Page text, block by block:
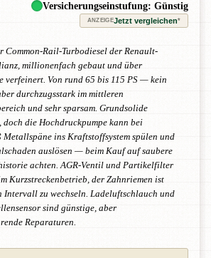
Versicherungseinstufung: Günstig
ANZEIGEJetzt vergleichen*
Common-Rail-Turbodiesel der Renault-
millionenfach gebaut und über
verfeinert. Von rund 65 bis 115 PS — kein
durchzugsstark im mittleren
und sehr sparsam. Grundsolide
doch die Hochdruckpumpe kann bei
Metallspäne ins Kraftstoffsystem spülen und
auslösen — beim Kauf auf saubere
achten. AGR-Ventil und Partikelfilter
Kurzstreckenbetrieb, der Zahnriemen ist
Intervall zu wechseln. Ladeluftschlauch und
sind günstige, aber
Reparaturen.